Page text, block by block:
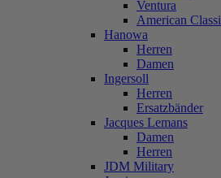
Ventura
American
Hanowa
Herren
Damen
Ingersoll
Herren
Ersatzbänder
Jacques Lemans
Damen
Herren
JDM Military